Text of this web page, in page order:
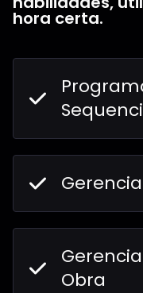
hora certa.
Obra